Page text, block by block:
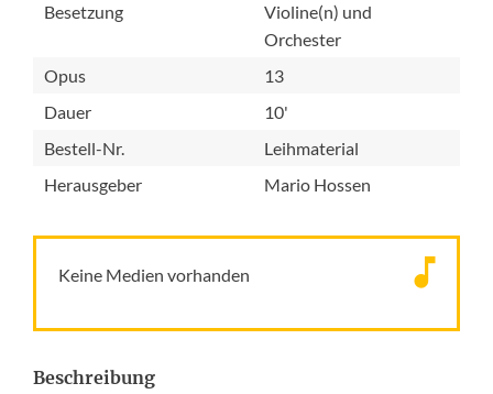
Besetzung
Violine(n) und
Orchester
Opus
13
Dauer
10'
Bestell-Nr.
Leihmaterial
Herausgeber
Mario Hossen
Keine Medien vorhanden
Beschreibung